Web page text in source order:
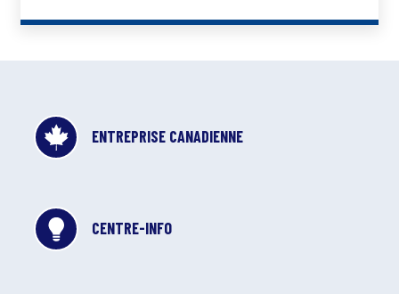
ENTREPRISE CANADIENNE
CENTRE-INFO